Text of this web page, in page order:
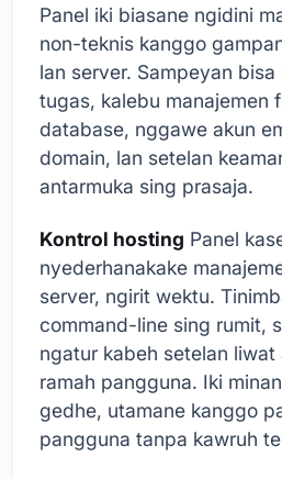
Panel iki biasane ngidini
non-teknis kanggo
lan server. Sampeyan
tugas, kalebu manajemen
database, nggawe akun
domain, lan setelan
antarmuka sing prasaja.
Kontrol hosting Panel
nyederhanakake
server, ngirit wektu.
command-line sing rumit,
ngatur kabeh setelan liwat
ramah pangguna. Iki
gedhe, utamane kanggo
pangguna tanpa kawruh